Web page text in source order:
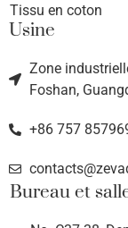
Tissu en coton
Usine
Zone
Foshan,
+86 757
Bureau et